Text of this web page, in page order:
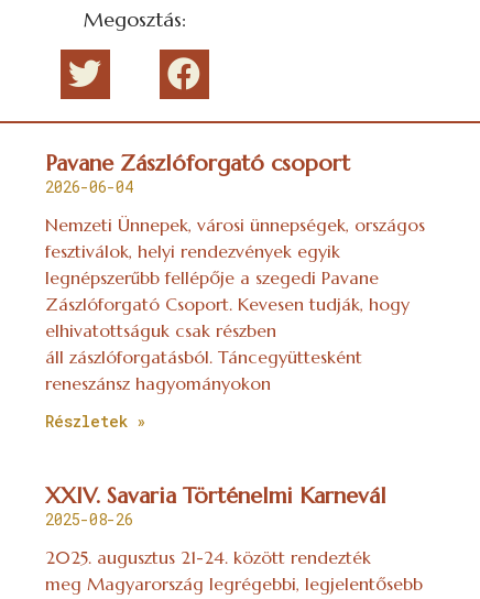
Megosztás:
Pavane Zászlóforgató csoport
2026-06-04
Nemzeti Ünnepek, városi ünnepségek, országos
fesztiválok, helyi rendezvények egyik
legnépszerűbb fellépője a szegedi Pavane
Zászlóforgató Csoport. Kevesen tudják, hogy
elhivatottságuk csak részben
áll zászlóforgatásból. Táncegyüttesként
reneszánsz hagyományokon
Részletek »
XXIV. Savaria Történelmi Karnevál
2025-08-26
2025. augusztus 21-24. között rendezték
meg Magyarország legrégebbi, legjelentősebb